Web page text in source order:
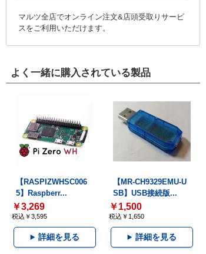
マルツ全店でオンライン注文&店頭受取りサービ
スをご利用いただけます。
よく一緒に購入されている製品
【RASPIZWHSC006
5】Raspberr...
￥3,269
税込￥3,595
詳細を見る
【MR-CH9329EMU-U
SB】USB接続版...
￥1,500
税込￥1,650
詳細を見る